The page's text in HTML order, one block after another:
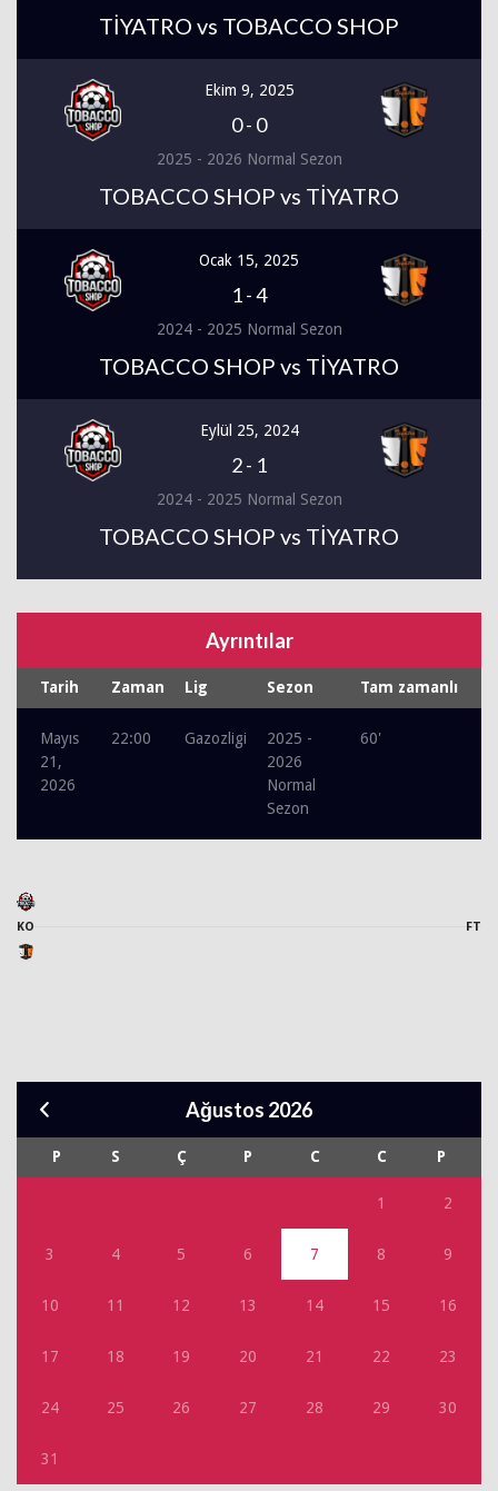
TİYATRO vs TOBACCO SHOP
Ekim 9, 2025
0- 0
2025 - 2026 Normal Sezon
TOBACCO SHOP vs TİYATRO
Ocak 15, 2025
1-4
2024 - 2025 Normal Sezon
TOBACCO SHOP vs TİYATRO
Eylül 25, 2024
2- 1
2024 - 2025 Normal Sezon
TOBACCO SHOP vs TİYATRO
Ayrıntılar
Tarih Zaman Lig Sezon Tam zamanlı
Mayıs
21,
2026
22:00 Gazozligi
2025 -
2026
Normal
Sezon
60'
KO FT
Ağustos 2026
P S Ç P C C P
1 2
3 4 5 6 7 8 9
10 11 12 13 14 15 16
17 18 19 20 21 22 23
24 25 26 27 28 29 30
31